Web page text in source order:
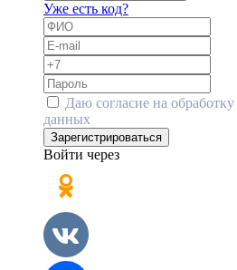
Уже есть код?
Даю согласие на обработку
данных
Зарегистрироваться
Войти через